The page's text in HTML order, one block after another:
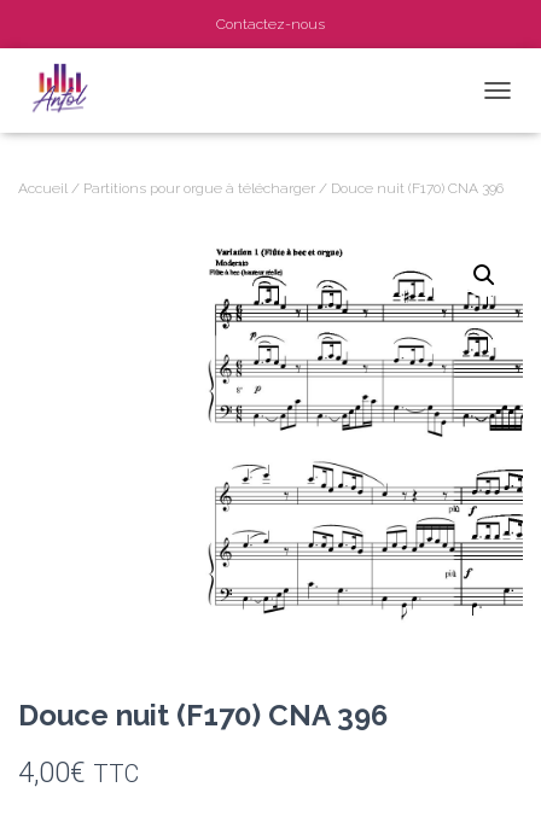
Contactez-nous
Accueil / Partitions pour orgue à télécharger / Douce nuit (F170) CNA 396
Douce nuit (F170) CNA 396
4,00€ TTC